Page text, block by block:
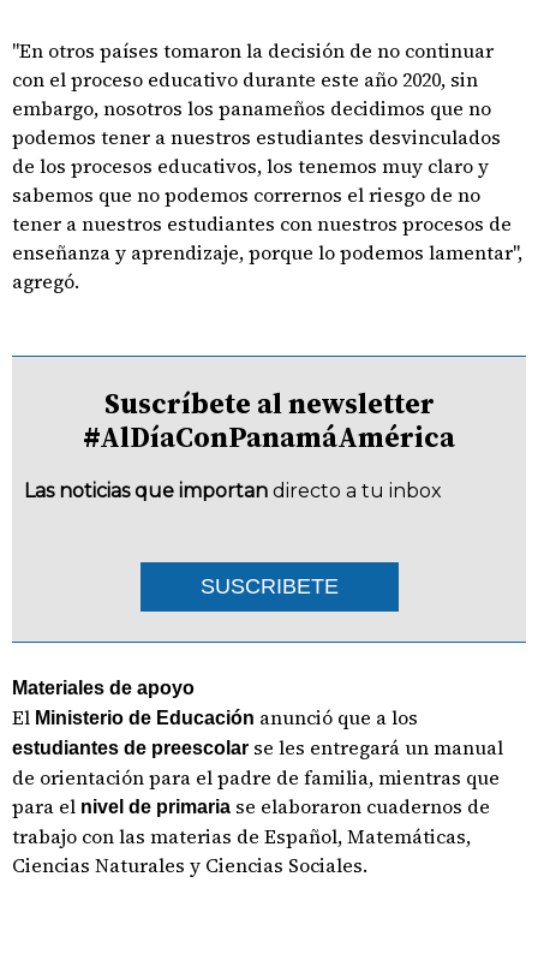
"En otros países tomaron la decisión de no continuar
con el proceso educativo durante este año 2020, sin
embargo, nosotros los panameños decidimos que no
podemos tener a nuestros estudiantes desvinculados
de los procesos educativos, los tenemos muy claro y
sabemos que no podemos corrernos el riesgo de no
tener a nuestros estudiantes con nuestros procesos de
enseñanza y aprendizaje, porque lo podemos lamentar",
agregó.
Suscríbete al newsletter
#AlDíaConPanamáAmérica
Las noticias que importan directo a tu inbox
SUSCRIBETE
Materiales de apoyo
El Ministerio de Educación anunció que a los
estudiantes de preescolar se les entregará un manual
de orientación para el padre de familia, mientras que
para el nivel de primaria se elaboraron cuadernos de
trabajo con las materias de Español, Matemáticas,
Ciencias Naturales y Ciencias Sociales.